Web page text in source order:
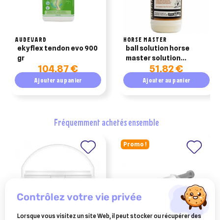
AUDEVARD
ekyflex tendon evo 900
gr
104,87 €
Ajouter au panier
HORSE MASTER
ball solution horse
master solution
externe 473 ml
51,82 €
Ajouter au panier
fréquemment achetés ensemble
Promo !
contrôlez votre vie privée
Lorsque vous visitez un site Web, il peut stocker ou récupérer des